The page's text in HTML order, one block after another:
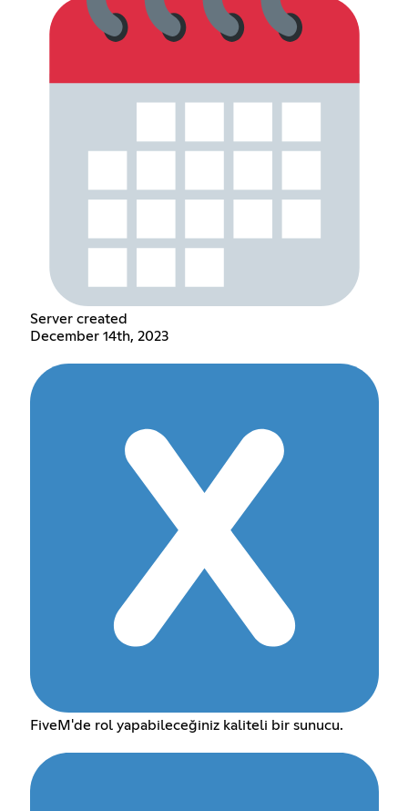
Server created
December 14th, 2023
FiveM'de rol yapabileceğiniz kaliteli bir sunucu.